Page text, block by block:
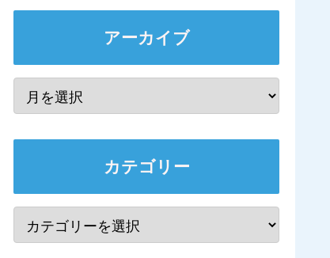
アーカイブ
カテゴリー